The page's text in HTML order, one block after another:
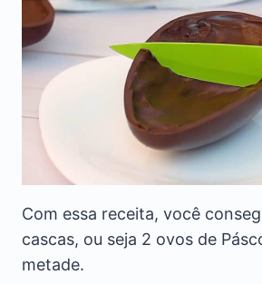
Com essa receita, você
cascas, ou seja 2 ovos de
metade.